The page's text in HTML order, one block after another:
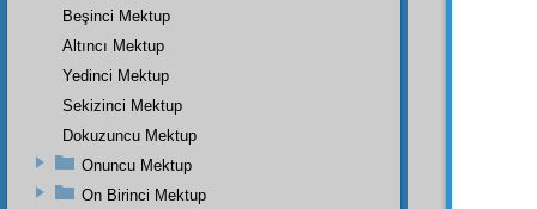
hüsn-
Beşinci Mektup
Altıncı Mektup
Yedinci Mektup
Sekizinci Mektup
Dokuzuncu Mektup
Onuncu Mektup
On Birinci Mektup